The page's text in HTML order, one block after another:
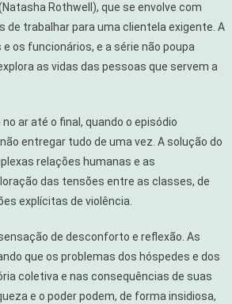
Rothwell), que se envolve com
de trabalhar para uma clientela exigente. A
os funcionários, e a série não poupa
as vidas das pessoas que servem a
ar até o final, quando o episódio
entregar tudo de uma vez. A solução do
relações humanas e as
das tensões entre as classes, de
explícitas de violência.
de desconforto e reflexão. As
que os problemas dos hóspedes e dos
coletiva e nas consequências de suas
e o poder podem, de forma insidiosa,